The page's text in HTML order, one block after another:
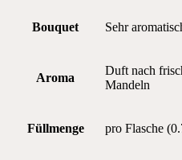
Bouquet Sehr
Aroma
Duft nach
Mandeln
Füllmenge pro Flasche